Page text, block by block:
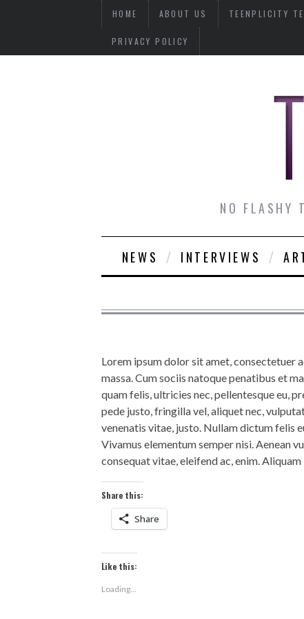
HOME ABOUT US TEENPLICITY
PRIVACY POLICY
NO FLASHY
NEWS INTERVIEWS
Lorem ipsum dolor sit amet, consectetuer
massa. Cum sociis natoque penatibus et
quam felis, ultricies nec, pellentesque eu,
pede justo, fringilla vel, aliquet nec,
venenatis vitae, justo. Nullam dictum felis
Vivamus elementum semper nisi. Aenean
consequat vitae, eleifend ac, enim.
Share this:
Share
Like this:
Loading...